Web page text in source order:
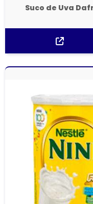
Suco de Uva